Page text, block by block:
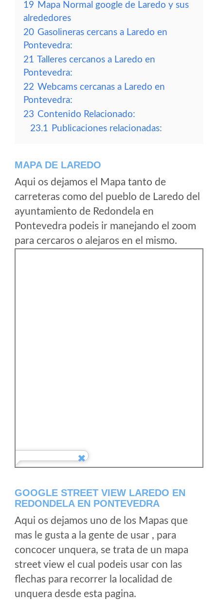
19 Mapa Normal google de Laredo y sus
alrededores
20 Gasolineras cercans a Laredo en
Pontevedra:
21 Talleres cercanos a Laredo en
Pontevedra:
22 Webcams cercanas a Laredo en
Pontevedra:
23 Contenido Relacionado:
23.1 Publicaciones relacionadas:
MAPA DE LAREDO
Aqui os dejamos el Mapa tanto de
carreteras como del pueblo de Laredo del
ayuntamiento de Redondela en
Pontevedra podeis ir manejando el zoom
para cercaros o alejaros en el mismo.
GOOGLE STREET VIEW LAREDO EN
REDONDELA EN PONTEVEDRA
Aqui os dejamos uno de los Mapas que
mas le gusta a la gente de usar , para
concocer unquera, se trata de un mapa
street view el cual podeis usar con las
flechas para recorrer la localidad de
unquera desde esta pagina.